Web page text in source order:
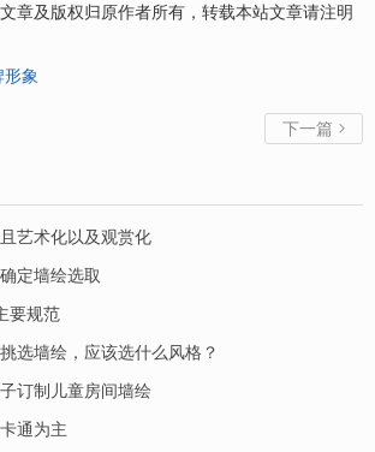
章及版权归原作者所有，转载本站文章请注明
形象
下一篇 
艺术化以及观赏化
定墙绘选取
要规范
选墙绘，应该选什么风格？
订制儿童房间墙绘
通为主